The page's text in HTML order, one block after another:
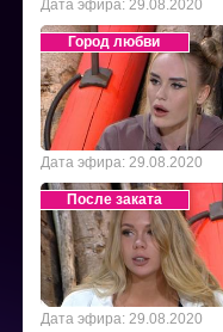
Дата эфира: 29.08.2020
Город любви
Дата эфира: 29.08.2020
После заката
Дата эфира: 29.08.2020